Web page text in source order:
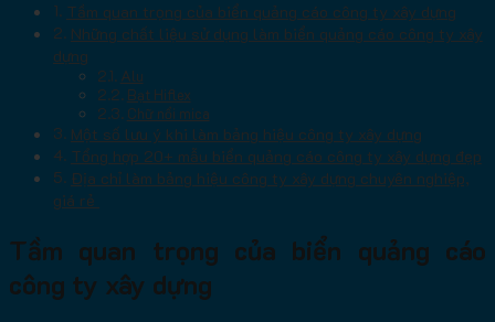
Tầm quan trọng của biển quảng cáo công ty xây dựng
Những chất liệu sử dụng làm biển quảng cáo công ty xây
dựng
Alu
Bạt Hiflex
Chữ nổi mica
Một số lưu ý khi làm bảng hiệu công ty xây dựng
Tổng hợp 20+ mẫu biển quảng cáo công ty xây dựng đẹp
Địa chỉ làm bảng hiệu công ty xây dựng chuyên nghiệp,
giá rẻ
Tầm quan trọng của biển quảng cáo
công ty xây dựng